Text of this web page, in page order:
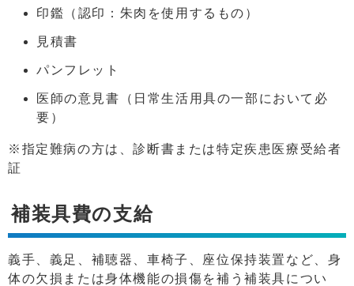
印鑑（認印：朱肉を使用するもの）
見積書
パンフレット
医師の意見書（日常生活用具の一部において必
要）
※指定難病の方は、診断書または特定疾患医療受給者
証
補装具費の支給
義手、義足、補聴器、車椅子、座位保持装置など、身
体の欠損または身体機能の損傷を補う補装具につい